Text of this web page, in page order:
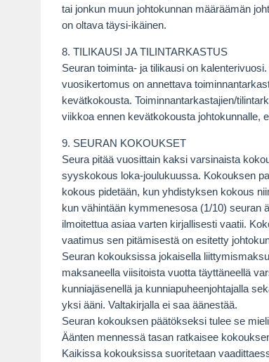
tai jonkun muun johtokunnan määräämän
on oltava täysi-ikäinen.
8. TILIKAUSI JA TILINTARKASTUS
Seuran toiminta- ja tilikausi on
vuosikertomus on annettava
kevätkokousta. Toiminnantarkastajien/
viikkoa ennen kevätkokousta johtokunnalle,
9. SEURAN KOKOUKSET
Seura pitää vuosittain kaksi varsinaista
syyskokous loka-joulukuussa. Kokouksen
kokous pidetään, kun yhdistyksen kokous
kun vähintään kymmenesosa (1/10) seuran
ilmoitettua asiaa varten kirjallisesti vaatii.
vaatimus sen pitämisestä on esitetty
Seuran kokouksissa jokaisella
maksaneella viisitoista vuotta täyttäneellä
kunniajäsenellä ja kunniapuheenjohtajalla
yksi ääni. Valtakirjalla ei saa äänestää.
Seuran kokouksen päätökseksi tulee se
Äänten mennessä tasan ratkaisee
Kaikissa kokouksissa suoritetaan